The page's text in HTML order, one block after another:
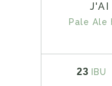
J'AI
Pale Ale
23 IBU